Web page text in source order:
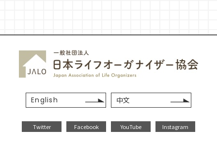
English 中文
Twitter Facebook YouTube Instagram